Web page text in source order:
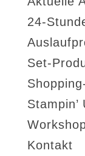
24-
Set-
Kontakt